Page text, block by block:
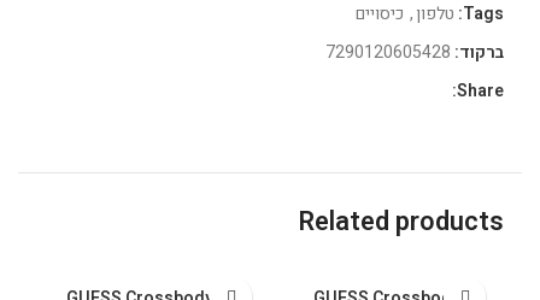
Tags: טלפון, כיסויים
ברקוד:
Share:
Related products